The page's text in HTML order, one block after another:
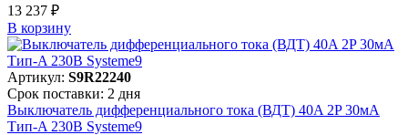
13 237 ₽
В корзинy
Артикул: S9R22240
Срок поставки: 2 дня
Выключатель дифференциального тока (ВДТ) 40A 2P 30мА
Тип-A 230В Systeme9